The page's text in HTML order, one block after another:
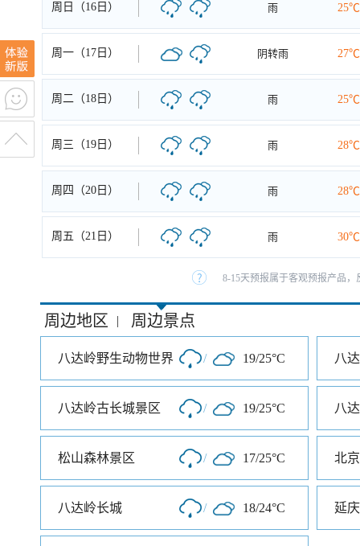
周日（16日） 雨 25℃
周一（17日） 阴转雨 27℃
周二（18日） 雨 25℃
周三（19日） 雨 28℃
周四（20日） 雨 28℃
周五（21日） 雨 30℃
8-15天预报属于客观预报产品
周边地区 | 周边景点
八达岭野生动物世界 / 19/25°C 八
八达岭古长城景区 / 19/25°C 八
松山森林景区 / 17/25°C
八达岭长城 / 18/24°C